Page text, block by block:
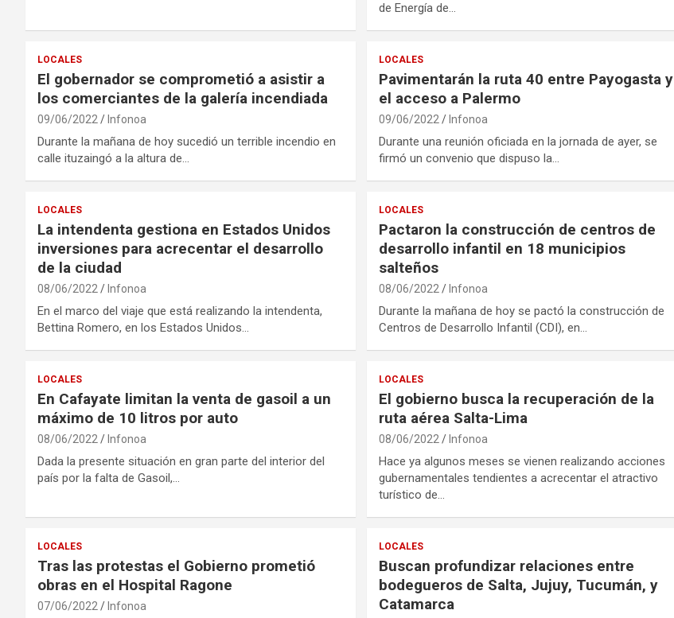
de Energía de…
LOCALES
El gobernador se comprometió a asistir a
los comerciantes de la galería incendiada
09/06/2022 Infonoa
Durante la mañana de hoy sucedió un terrible incendio en
calle ituzaingó a la altura de…
LOCALES
Pavimentarán la ruta 40 entre Payogasta y
el acceso a Palermo
09/06/2022 Infonoa
Durante una reunión oficiada en la jornada de ayer, se
firmó un convenio que dispuso la…
LOCALES
La intendenta gestiona en Estados Unidos
inversiones para acrecentar el desarrollo
de la ciudad
08/06/2022 Infonoa
En el marco del viaje que está realizando la intendenta,
Bettina Romero, en los Estados Unidos…
LOCALES
Pactaron la construcción de centros de
desarrollo infantil en 18 municipios
salteños
08/06/2022 Infonoa
Durante la mañana de hoy se pactó la construcción de
Centros de Desarrollo Infantil (CDI), en…
LOCALES
En Cafayate limitan la venta de gasoil a un
máximo de 10 litros por auto
08/06/2022 Infonoa
Dada la presente situación en gran parte del interior del
país por la falta de Gasoil,…
LOCALES
El gobierno busca la recuperación de la
ruta aérea Salta-Lima
08/06/2022 Infonoa
Hace ya algunos meses se vienen realizando acciones
gubernamentales tendientes a acrecentar el atractivo
turístico de…
LOCALES
Tras las protestas el Gobierno prometió
obras en el Hospital Ragone
07/06/2022 Infonoa
LOCALES
Buscan profundizar relaciones entre
bodegueros de Salta, Jujuy, Tucumán, y
Catamarca